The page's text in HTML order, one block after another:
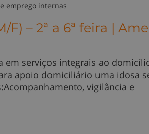
emprego internas
– 2ª a 6ª feira |
serviços integrais ao
apoio domiciliário uma idosa
vigilância e